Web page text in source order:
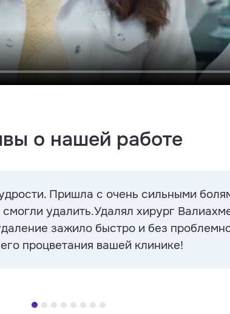
о нашей работе
Пришла с очень сильными
удалить.Удалял хирург
зажило быстро и без
процветания вашей клинике!